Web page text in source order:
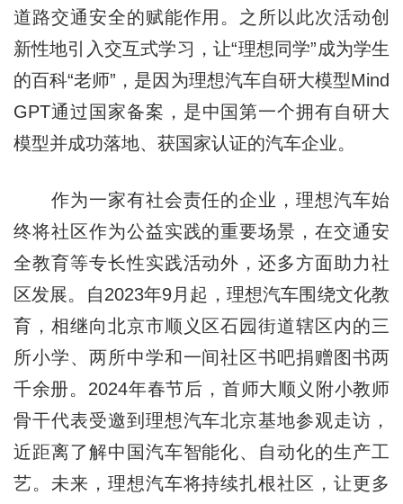
道路交通安全的赋能作用。之所以此次活动创
新性地引入交互式学习，让“理想同学”成为学生
的百科“老师”，是因为理想汽车自研大模型Mind
GPT通过国家备案，是中国第一个拥有自研大
模型并成功落地、获国家认证的汽车企业。
作为一家有社会责任的企业，理想汽车始
终将社区作为公益实践的重要场景，在交通安
全教育等专长性实践活动外，还多方面助力社
区发展。自2023年9月起，理想汽车围绕文化教
育，相继向北京市顺义区石园街道辖区内的三
所小学、两所中学和一间社区书吧捐赠图书两
千余册。2024年春节后，首师大顺义附小教师
骨干代表受邀到理想汽车北京基地参观走访，
近距离了解中国汽车智能化、自动化的生产工
艺。未来，理想汽车将持续扎根社区，让更多